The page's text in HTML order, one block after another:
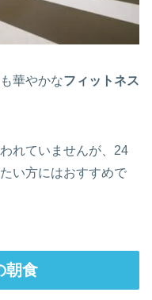
華やかなフィットネス
れていませんが、24
い方にはおすすめで
朝食